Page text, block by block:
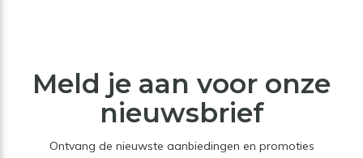
Meld je aan voor onze
nieuwsbrief
Ontvang de nieuwste aanbiedingen en promoties